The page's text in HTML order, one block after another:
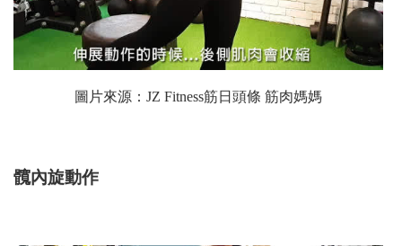
圖片來源：JZ Fitness筋日頭條 筋肉媽媽
髖內旋動作